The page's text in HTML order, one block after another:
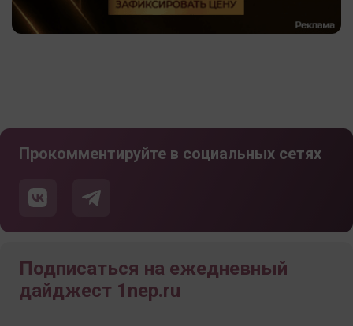
Прокомментируйте в социальных сетях
Подписаться на ежедневный
дайджест 1nep.ru